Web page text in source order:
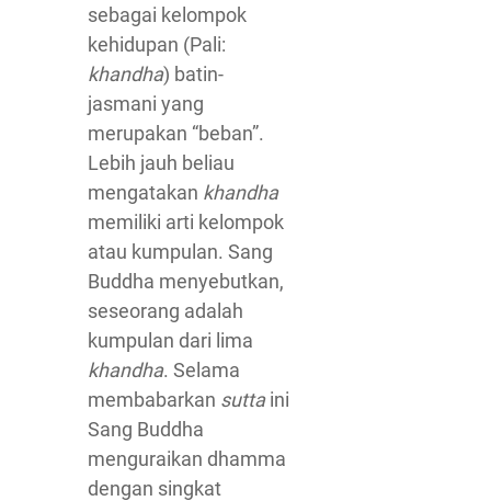
sebagai kelompok
kehidupan (Pali:
khandha) batin-
jasmani yang
merupakan “beban”.
Lebih jauh beliau
mengatakan khandha
memiliki arti kelompok
atau kumpulan. Sang
Buddha menyebutkan,
seseorang adalah
kumpulan dari lima
khandha. Selama
membabarkan suttaini
Sang Buddha
menguraikan dhamma
dengan singkat